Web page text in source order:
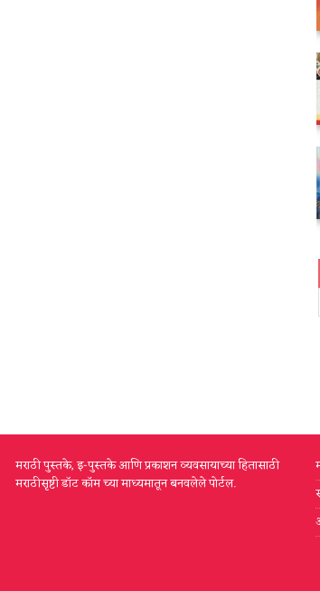
मराठी पुस्तके, इ-पुस्तके आणि प्रकाशन व्यवसायाच्या हितासाठी
मराठीसृष्टी डॉट कॉम च्या माध्यमातून बनवलेले पोर्टल.